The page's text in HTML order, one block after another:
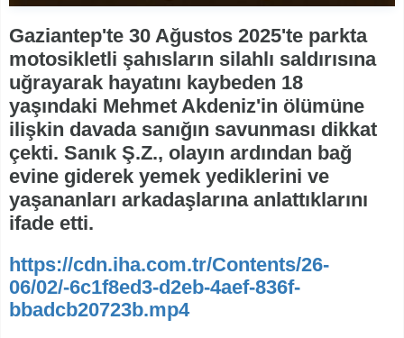
Gaziantep'te 30 Ağustos 2025'te parkta
motosikletli şahısların silahlı saldırısına
uğrayarak hayatını kaybeden 18
yaşındaki Mehmet Akdeniz'in ölümüne
ilişkin davada sanığın savunması dikkat
çekti. Sanık Ş.Z., olayın ardından bağ
evine giderek yemek yediklerini ve
yaşananları arkadaşlarına anlattıklarını
ifade etti.
https://cdn.iha.com.tr/Contents/26-
06/02/-6c1f8ed3-d2eb-4aef-836f-
bbadcb20723b.mp4